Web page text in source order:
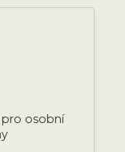
pro osobní